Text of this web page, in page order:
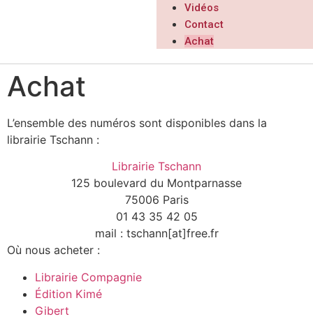
Vidéos
Contact
Achat
Achat
L’ensemble des numéros sont disponibles dans la
librairie Tschann :
Librairie Tschann
125 boulevard du Montparnasse
75006 Paris
01 43 35 42 05
mail : tschann[at]free.fr
Où nous acheter :
Librairie Compagnie
Édition Kimé
Gibert